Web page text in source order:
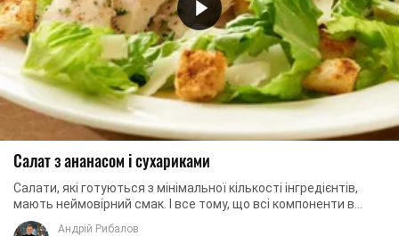
Салат з ананасом і сухариками
Салати, які готуються з мінімальної кількості інгредієнтів,
мають неймовірний смак. І все тому, що всі компоненти в
складі страв вигідно підкреслюють ...
Андрій Рибалов